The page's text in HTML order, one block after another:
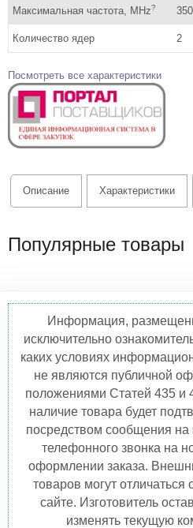
Максимальная частота, MHz?
Количество ядер 2
Посмотреть все характеристики
Описание Характеристики
Популярные товары
Информация,
исключительно
каких условиях
не являются публичной
положениями Статей 435 и
наличие товара будет
посредством сообщения на
телефонного звонка на
оформлении заказа.
товаров могут
сайте. Изготовитель
изменять текущую